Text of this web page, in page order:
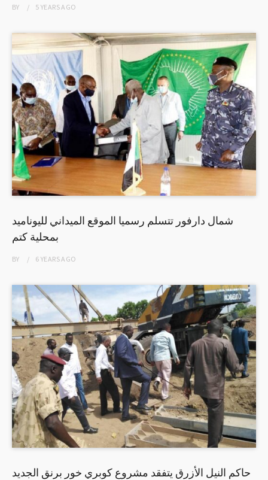
BY 5 YEARSAGO
شمال دارفور تتسلم رسميا الموقع الميداني لليوناميد
بمحلية كتم
BY 6 YEARSAGO
حاكم النيل الأزرق يتفقد مشروع كوبري خور برنق الجديد